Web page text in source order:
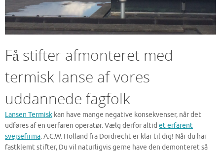
Få stifter afmonteret med
termisk lanse af vores
uddannede fagfolk
Lansen Termisk kan have mange negative konsekvenser, når det
udføres af en uerfaren operatør. Vælg derfor altid et erfarent
svejsefirma: A.C.W. Holland fra Dordrecht er klar til dig! Når du har
fastklemt stifter, Du vil naturligvis gerne have den demonteret så